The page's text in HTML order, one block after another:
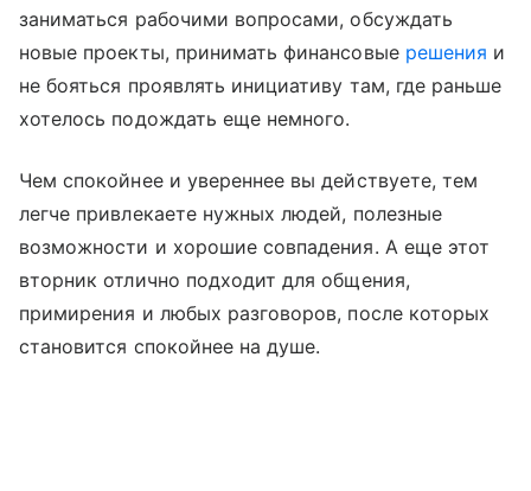
заниматься рабочими вопросами, обсуждать
новые проекты, принимать финансовые решения и
не бояться проявлять инициативу там, где раньше
хотелось подождать еще немного.
Чем спокойнее и увереннее вы действуете, тем
легче привлекаете нужных людей, полезные
возможности и хорошие совпадения. А еще этот
вторник отлично подходит для общения,
примирения и любых разговоров, после которых
становится спокойнее на душе.